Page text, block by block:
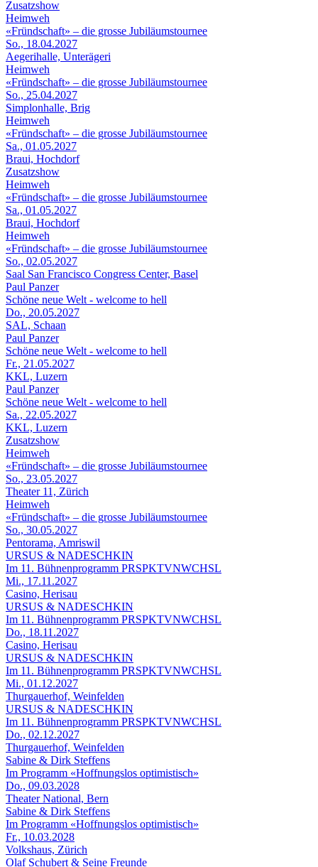
Zusatzshow
Heimweh
«Fründschaft» – die grosse Jubiläumstournee
So., 18.04.2027
Aegerihalle, Unterägeri
Heimweh
«Fründschaft» – die grosse Jubiläumstournee
So., 25.04.2027
Simplonhalle, Brig
Heimweh
«Fründschaft» – die grosse Jubiläumstournee
Sa., 01.05.2027
Braui, Hochdorf
Zusatzshow
Heimweh
«Fründschaft» – die grosse Jubiläumstournee
Sa., 01.05.2027
Braui, Hochdorf
Heimweh
«Fründschaft» – die grosse Jubiläumstournee
So., 02.05.2027
Saal San Francisco Congress Center, Basel
Paul Panzer
Schöne neue Welt - welcome to hell
Do., 20.05.2027
SAL, Schaan
Paul Panzer
Schöne neue Welt - welcome to hell
Fr., 21.05.2027
KKL, Luzern
Paul Panzer
Schöne neue Welt - welcome to hell
Sa., 22.05.2027
KKL, Luzern
Zusatzshow
Heimweh
«Fründschaft» – die grosse Jubiläumstournee
So., 23.05.2027
Theater 11, Zürich
Heimweh
«Fründschaft» – die grosse Jubiläumstournee
So., 30.05.2027
Pentorama, Amriswil
URSUS & NADESCHKIN
Im 11. Bühnenprogramm PRSPKTVNWCHSL
Mi., 17.11.2027
Casino, Herisau
URSUS & NADESCHKIN
Im 11. Bühnenprogramm PRSPKTVNWCHSL
Do., 18.11.2027
Casino, Herisau
URSUS & NADESCHKIN
Im 11. Bühnenprogramm PRSPKTVNWCHSL
Mi., 01.12.2027
Thurgauerhof, Weinfelden
URSUS & NADESCHKIN
Im 11. Bühnenprogramm PRSPKTVNWCHSL
Do., 02.12.2027
Thurgauerhof, Weinfelden
Sabine & Dirk Steffens
Im Programm «Hoffnungslos optimistisch»
Do., 09.03.2028
Theater National, Bern
Sabine & Dirk Steffens
Im Programm «Hoffnungslos optimistisch»
Fr., 10.03.2028
Volkshaus, Zürich
Olaf Schubert & Seine Freunde